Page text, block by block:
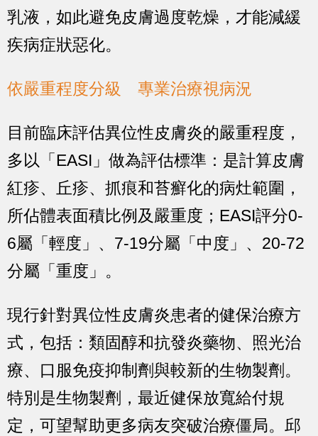
乳液，如此避免皮膚過度乾燥，才能減緩
疾病症狀惡化。
依嚴重程度分級 專業治療視病況
目前臨床評估異位性皮膚炎的嚴重程度，
多以「EASI」做為評估標準：是計算皮膚
紅疹、丘疹、抓痕和苔癬化的病灶範圍，
所佔體表面積比例及嚴重度；EASI評分0-
6屬「輕度」、7-19分屬「中度」、20-72
分屬「重度」。
現行針對異位性皮膚炎患者的健保治療方
式，包括：類固醇和抗發炎藥物、照光治
療、口服免疫抑制劑與較新的生物製劑。
特別是生物製劑，最近健保放寬給付規
定，可望幫助更多病友突破治療僵局。邱